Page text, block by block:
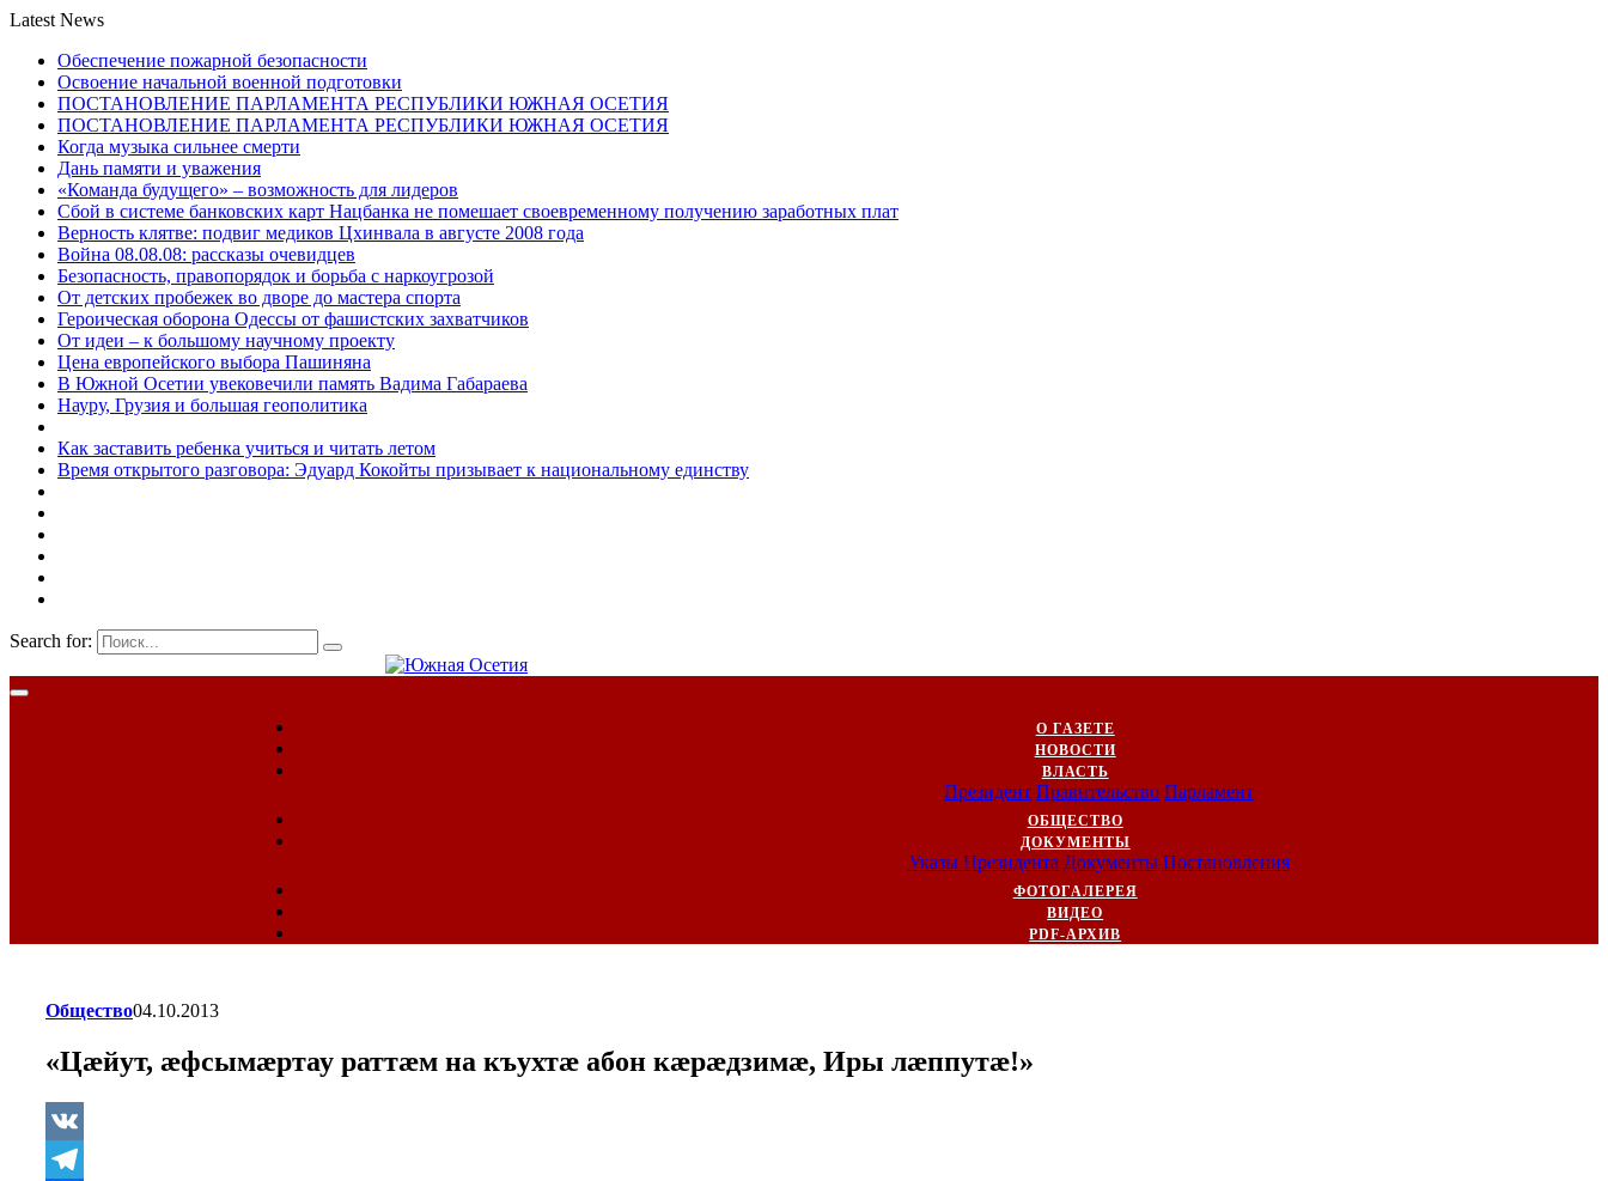
Latest News
Обеспечение пожарной безопасности
Освоение начальной военной подготовки
ПОСТАНОВЛЕНИЕ ПАРЛАМЕНТА РЕСПУБЛИКИ ЮЖНАЯ ОСЕТИЯ
ПОСТАНОВЛЕНИЕ ПАРЛАМЕНТА РЕСПУБЛИКИ ЮЖНАЯ ОСЕТИЯ
Когда музыка сильнее смерти
Дань памяти и уважения
«Команда будущего» – возможность для лидеров
Сбой в системе банковских карт Нацбанка не помешает своевременному получению заработных плат
Верность клятве: подвиг медиков Цхинвала в августе 2008 года
Война 08.08.08: рассказы очевидцев
Безопасность, правопорядок и борьба с наркоугрозой
От детских пробежек во дворе до мастера спорта
Героическая оборона Одессы от фашистских захватчиков
От идеи – к большому научному проекту
Цена европейского выбора Пашиняна
В Южной Осетии увековечили память Вадима Габараева
Науру, Грузия и большая геополитика
Как заставить ребенка учиться и читать летом
Время открытого разговора: Эдуард Кокойты призывает к национальному единству
Search for:
О ГАЗЕТЕ
НОВОСТИ
ВЛАСТЬ
Президент Правительство Парламент
ОБЩЕСТВО
ДОКУМЕНТЫ
Указы Президента Документы Постановления
ФОТОГАЛЕРЕЯ
ВИДЕО
PDF-АРХИВ
Общество04.10.2013
«Цæйут, æфсымæртау раттæм на къухтæ абон кæрæдзимæ, Иры лæппутæ!»
VK